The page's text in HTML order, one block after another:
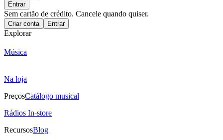
Entrar
Sem cartão de crédito. Cancele quando quiser.
Criar conta Entrar
Explorar
Música
Na loja
PreçosCatálogo musical
Rádios In-store
RecursosBlog